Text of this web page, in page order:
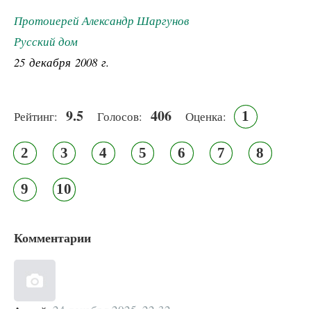
Протоиерей Александр Шаргунов
Русский дом
25 декабря 2008 г.
Рейтинг: 9.5 Голосов: 406 Оценка: 1
2 3 4 5 6 7 8
9 10
Комментарии